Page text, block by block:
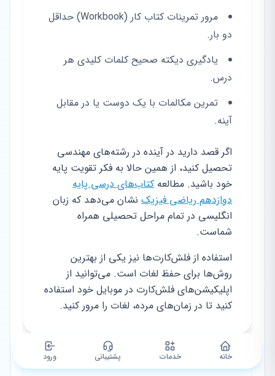
مرور تمرینات کتاب کار (Workbook) حداقل
دو بار.
یادگیری دیکته صحیح کلمات کلیدی هر
درس.
تمرین مکالمات با یک دوست یا در مقابل
آینه.
اگر قصد دارید در آینده در رشته‌های مهندسی
تحصیل کنید، از همین حالا به فکر تقویت پایه
خود باشید. مطالعه کتاب‌های درسی پایه
دوازدهم ریاضی فیزیک نشان می‌دهد که زبان
انگلیسی در تمام مراحل تحصیلی همراه
شماست.
استفاده از فلش‌کارت‌ها نیز یکی از بهترین
روش‌ها برای حفظ لغات است. می‌توانید از
اپلیکیشن‌های فلش‌کارت در موبایل خود استفاده
کنید تا در زمان‌های مرده، لغات را مرور کنید.
خانه خدمات پشتیبانی ورود